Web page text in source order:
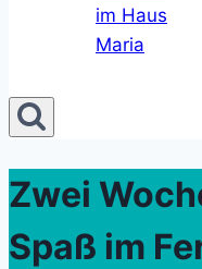
im Haus
Maria
Zwei
Spaß im